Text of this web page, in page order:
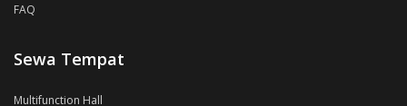
FAQ
Sewa Tempat
Multifunction Hall